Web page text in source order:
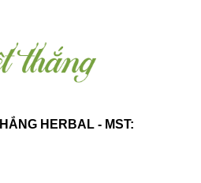
HERBAL - MST: